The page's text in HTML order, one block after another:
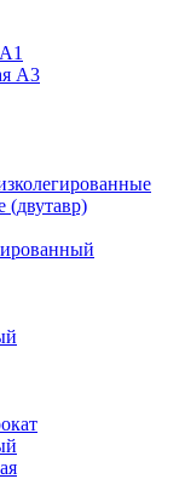
А3
(двутавр)